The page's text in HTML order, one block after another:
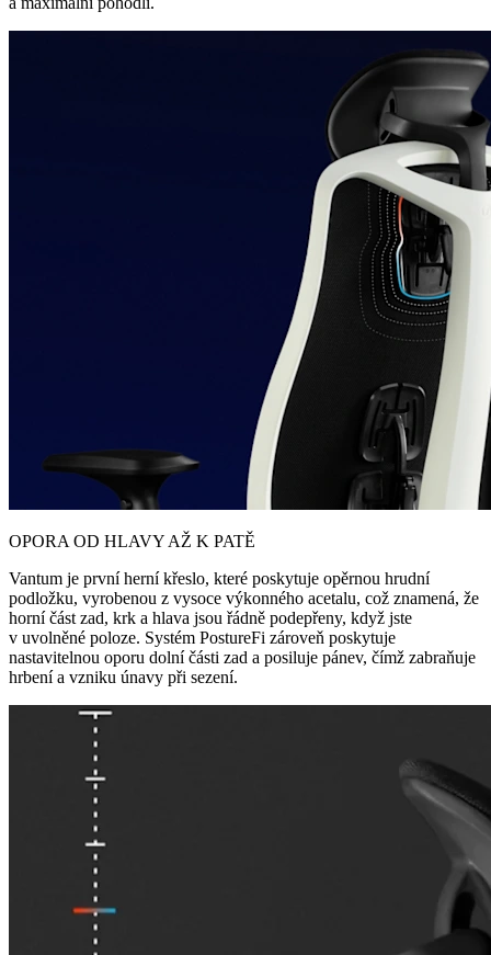
OPORA OD HLAVY AŽ K PATĚ
Vantum je první herní křeslo, které poskytuje opěrnou hrudní
podložku, vyrobenou z vysoce výkonného acetalu, což znamená, že
horní část zad, krk a hlava jsou řádně podepřeny, když jste
v uvolněné poloze. Systém PostureFi zároveň poskytuje
nastavitelnou oporu dolní části zad a posiluje pánev, čímž zabraňuje
hrbení a vzniku únavy při sezení.